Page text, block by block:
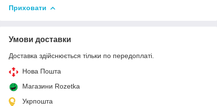
Приховати
Умови доставки
Доставка здійснюється тільки по передоплаті.
Нова Пошта
Магазини Rozetka
Укрпошта